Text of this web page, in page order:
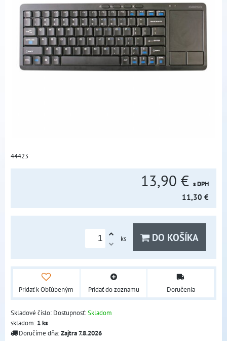
44423
13,90 € s DPH
11,30 €
ks DO KOŠÍKA
Pridať k Obľúbeným Pridať do zoznamu Doručenia
Skladové číslo: Dostupnosť:Skladom
skladom: 1ks
Doručíme dňa:Zajtra7.8.2026